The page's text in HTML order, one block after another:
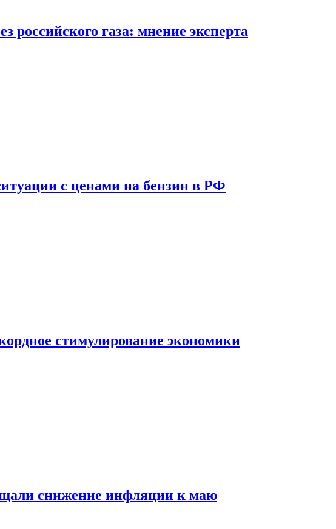
российского газа: мнение эксперта
с ценами на бензин в РФ
стимулирование экономики
снижение инфляции к маю